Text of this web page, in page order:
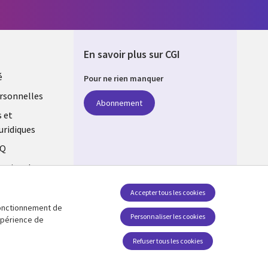
et
des
En savoir plus sur CGI
Pour ne rien manquer
Abonnement
Suivez-nous
Social Media Global FR
de
de
Personnaliser les cookies
Accepter tous les cookies
Refuser tous les cookies